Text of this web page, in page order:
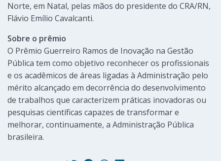
Norte, em Natal, pelas mãos do presidente do CRA/RN,
Flávio Emílio Cavalcanti.
Sobre o prêmio
O Prêmio Guerreiro Ramos de Inovação na Gestão
Pública tem como objetivo reconhecer os profissionais
e os acadêmicos de áreas ligadas à Administração pelo
mérito alcançado em decorrência do desenvolvimento
de trabalhos que caracterizem práticas inovadoras ou
pesquisas científicas capazes de transformar e
melhorar, continuamente, a Administração Pública
brasileira.